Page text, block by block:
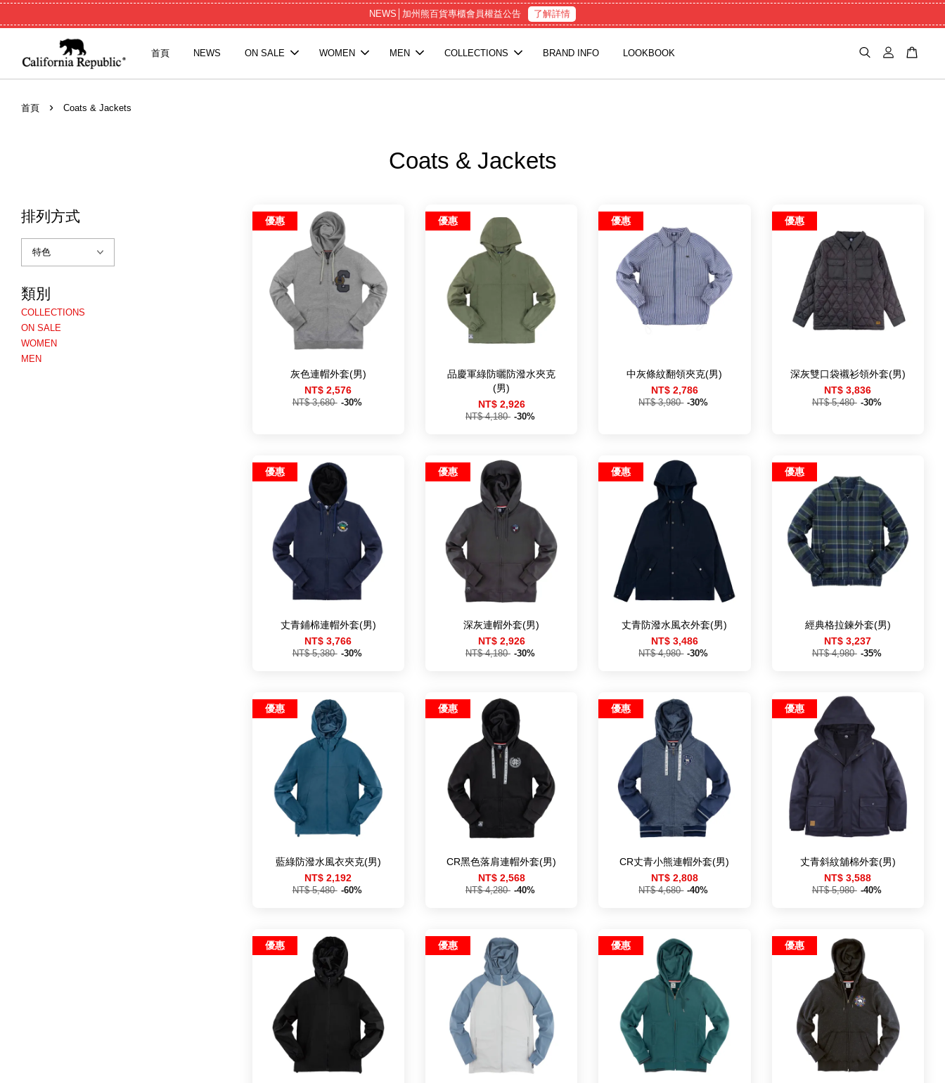
NEWS│加州熊百貨專櫃會員權益公告 了解詳情
首頁 NEWS ON SALE WOMEN MEN COLLECTIONS BRAND INFO LOOKBOOK
首頁 › Coats & Jackets
Coats & Jackets
排列方式
類別
COLLECTIONS
ON SALE
WOMEN
MEN
優惠
灰色連帽外套(男)
NT$ 2,576
NT$ 3,680 -30%
優惠
品慶軍綠防曬防潑水夾克
(男)
NT$ 2,926
NT$ 4,180 -30%
優惠
中灰條紋翻領夾克(男)
NT$ 2,786
NT$ 3,980 -30%
優惠
深灰雙口袋襯衫領外套(男)
NT$ 3,836
NT$ 5,480 -30%
優惠
丈青鋪棉連帽外套(男)
NT$ 3,766
NT$ 5,380 -30%
優惠
深灰連帽外套(男)
NT$ 2,926
NT$ 4,180 -30%
優惠
丈青防潑水風衣外套(男)
NT$ 3,486
NT$ 4,980 -30%
優惠
經典格拉鍊外套(男)
NT$ 3,237
NT$ 4,980 -35%
優惠
藍綠防潑水風衣夾克(男)
NT$ 2,192
NT$ 5,480 -60%
優惠
CR黑色落肩連帽外套(男)
NT$ 2,568
NT$ 4,280 -40%
優惠
CR丈青小熊連帽外套(男)
NT$ 2,808
NT$ 4,680 -40%
優惠
丈青斜紋舖棉外套(男)
NT$ 3,588
NT$ 5,980 -40%
優惠 優惠 優惠 優惠